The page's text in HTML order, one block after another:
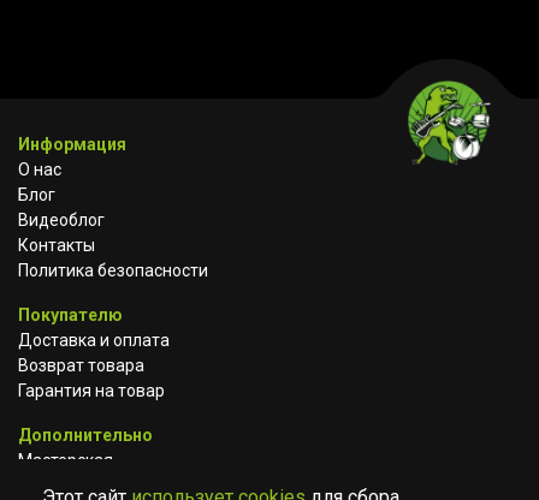
Информация
О нас
Блог
Видеоблог
Контакты
Политика безопасности
Покупателю
Доставка и оплата
Возврат товара
Гарантия на товар
Дополнительно
Мастерская
Сотрудничество